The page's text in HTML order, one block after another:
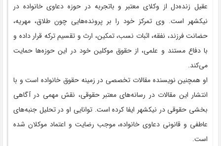
عقیل زنده‌دل از وکلای معتبر و باتجربه در حوزه دعاوی خانواده در
نیکشهر است. وی تمرکز خود را بر پرونده‌هایی چون طلاق، مهریه،
حضانت فرزند، نفقه، اثبات نسب، تمکین، ارث و تقسیم ترکه قرار داده و
با دفاع مستند و علمی، از حقوق موکلین خود در این حوزه‌ها حمایت
می‌کند.
او همچنین نویسنده مقالات تخصصی در زمینه حقوق خانواده است و با
انتشار این مقالات در رسانه‌های معتبر حقوقی، نقش مهمی در آگاهی
‌بخشی حقوقی در نیکشهر ایفا کرده است. توانایی او در تحلیل جنبه‌های
عاطفی و قانونی دعاوی خانواده، موجب رضایت و اعتماد موکلان شده
است.